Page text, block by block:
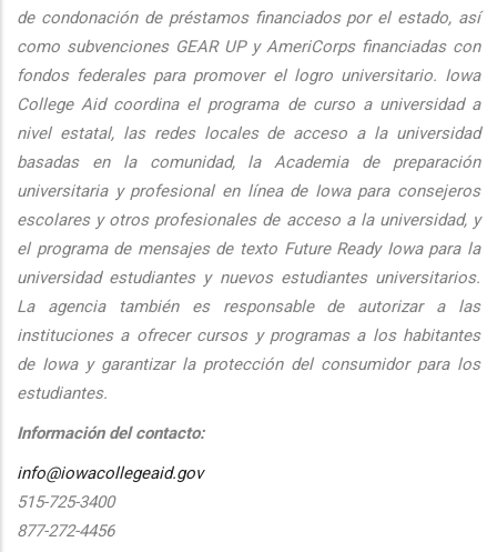
de condonación de préstamos financiados por el estado, así
como subvenciones GEAR UP y AmeriCorps financiadas con
fondos federales para promover el logro universitario. Iowa
College Aid coordina el programa de curso a universidad a
nivel estatal, las redes locales de acceso a la universidad
basadas en la comunidad, la Academia de preparación
universitaria y profesional en línea de Iowa para consejeros
escolares y otros profesionales de acceso a la universidad, y
el programa de mensajes de texto Future Ready Iowa para la
universidad estudiantes y nuevos estudiantes universitarios.
La agencia también es responsable de autorizar a las
instituciones a ofrecer cursos y programas a los habitantes
de Iowa y garantizar la protección del consumidor para los
estudiantes.
Información del contacto:
info@iowacollegeaid.gov
515-725-3400
877-272-4456